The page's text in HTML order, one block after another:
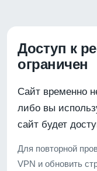
Доступ к
ограничен
Сайт временно
либо вы
сайт будет
Для повторной
VPN и обновить